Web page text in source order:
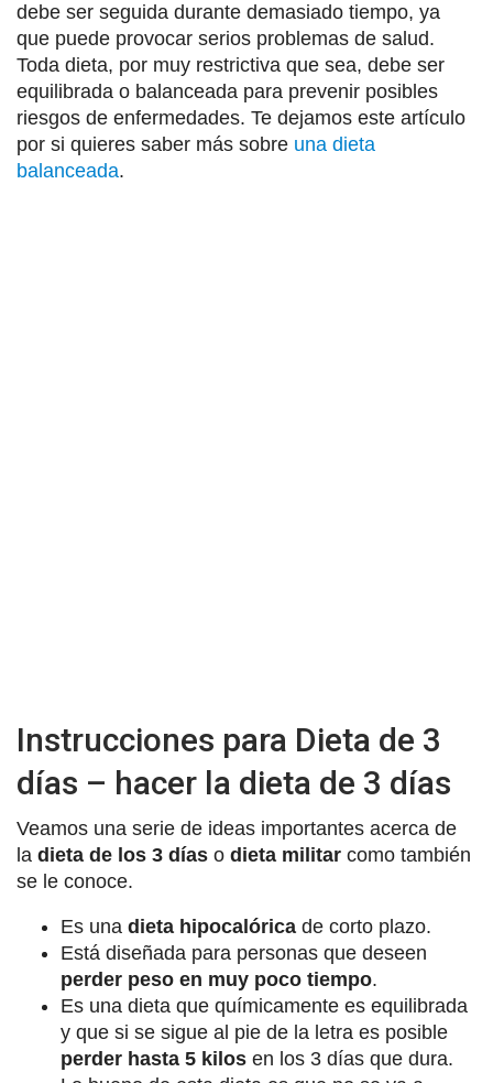
debe ser seguida durante demasiado tiempo, ya
que puede provocar serios problemas de salud.
Toda dieta, por muy restrictiva que sea, debe ser
equilibrada o balanceada para prevenir posibles
riesgos de enfermedades. Te dejamos este artículo
por si quieres saber más sobre una dieta
balanceada.
Instrucciones para Dieta de 3
días – hacer la dieta de 3 días
Veamos una serie de ideas importantes acerca de
la dieta de los 3 días o dieta militar como también
se le conoce.
Es una dieta hipocalórica de corto plazo.
Está diseñada para personas que deseen
perder peso en muy poco tiempo.
Es una dieta que químicamente es equilibrada
y que si se sigue al pie de la letra es posible
perder hasta 5 kilos en los 3 días que dura.